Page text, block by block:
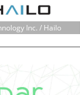
Inc. / Hailo